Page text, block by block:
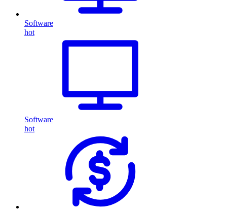
Software
hot
Software
hot